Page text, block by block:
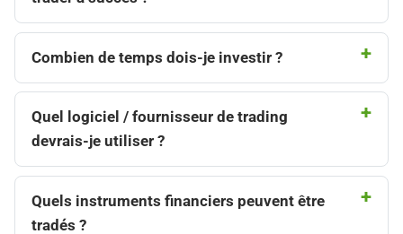
Combien de temps dois-je investir ?
Quel logiciel / fournisseur de trading
devrais-je utiliser ?​
Quels instruments financiers peuvent être
tradés ?​